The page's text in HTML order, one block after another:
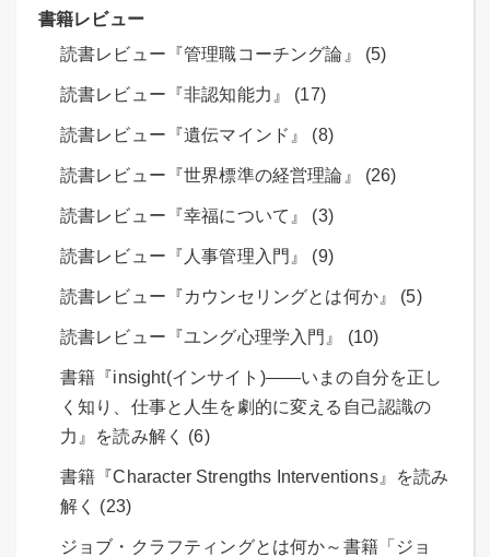
書籍レビュー
読書レビュー『管理職コーチング論』 (5)
読書レビュー『非認知能力』 (17)
読書レビュー『遺伝マインド』 (8)
読書レビュー『世界標準の経営理論』 (26)
読書レビュー『幸福について』 (3)
読書レビュー『人事管理入門』 (9)
読書レビュー『カウンセリングとは何か』 (5)
読書レビュー『ユング心理学入門』 (10)
書籍『insight(インサイト)――いまの自分を正し
く知り、仕事と人生を劇的に変える自己認識の
力』を読み解く (6)
書籍『Character Strengths Interventions』を読み
解く (23)
ジョブ・クラフティングとは何か～書籍「ジョ